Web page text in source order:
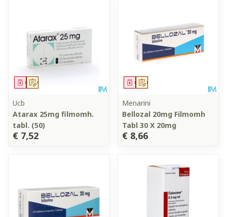
Op voorschrift
Geneesmiddel
Ucb
Atarax 25mg filmomh.
tabl. (50)
€ 7,52
Op voorschrift
Geneesmiddel
Menarini
Bellozal 20mg Filmomh
Tabl 30 X 20mg
€ 8,66